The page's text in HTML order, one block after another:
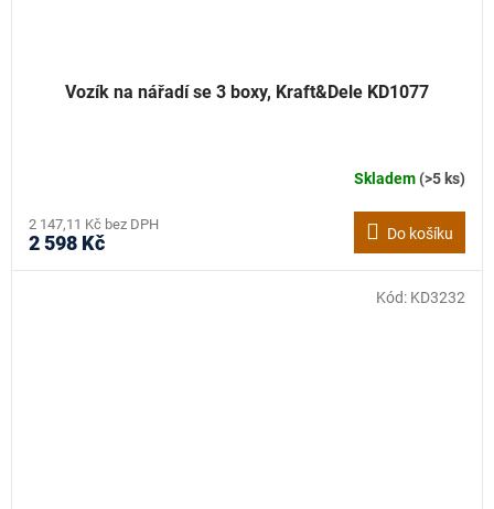
Vozík na nářadí se 3 boxy, Kraft&Dele KD1077
Skladem(>5 ks)
2 147,11 Kč bez DPH
2 598 Kč Do košíku
Kód: KD3232